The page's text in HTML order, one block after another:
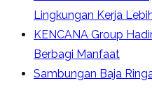
Lingkungan Kerja
KENCANA Group
Berbagi Manfaat
Sambungan Baja